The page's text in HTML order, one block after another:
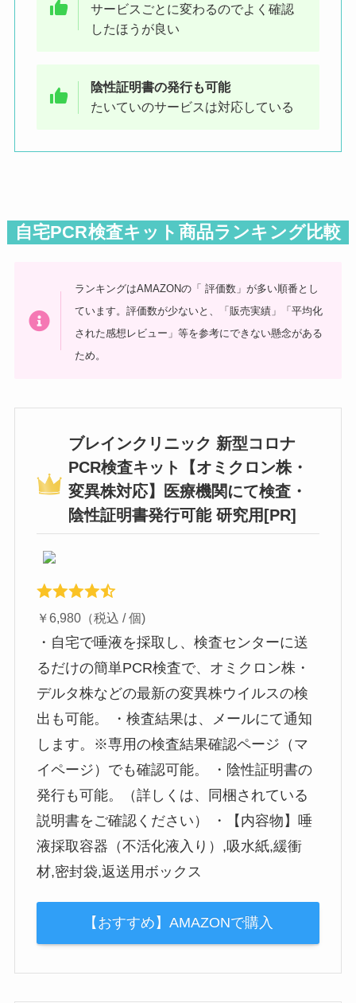
サービスごとに変わるのでよく確認
したほうが良い
陰性証明書の発行も可能
たいていのサービスは対応している
自宅PCR検査キット商品ランキング比較
ランキングはAMAZONの「 評価数」が多い順番とし
ています。評価数が少ないと、「販売実績」「平均化
された感想レビュー」等を参考にできない懸念がある
ため。
ブレインクリニック 新型コロナ
PCR検査キット【オミクロン株・
変異株対応】医療機関にて検査・
陰性証明書発行可能 研究用[PR]
￥6,980（税込 / 個)
・自宅で唾液を採取し、検査センターに送
るだけの簡単PCR検査で、オミクロン株・
デルタ株などの最新の変異株ウイルスの検
出も可能。 ・検査結果は、メールにて通知
します。※専用の検査結果確認ページ（マ
イページ）でも確認可能。 ・陰性証明書の
発行も可能。（詳しくは、同梱されている
説明書をご確認ください） ・【内容物】唾
液採取容器（不活化液入り）,吸水紙,緩衝
材,密封袋,返送用ボックス
【おすすめ】AMAZONで購入